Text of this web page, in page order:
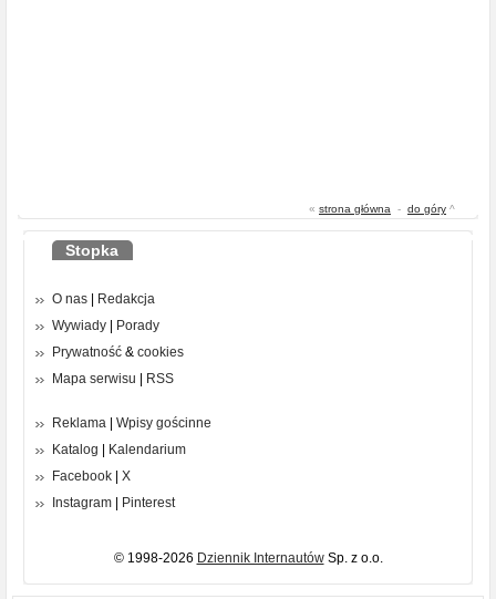
« strona główna - do góry ^
Stopka
O nas
Redakcja
Wywiady
Porady
Prywatność & cookies
Mapa serwisu
RSS
Reklama
Wpisy gościnne
Katalog
Kalendarium
Facebook
X
Instagram
Pinterest
© 1998-2026 Dziennik InternautówSp. z o.o.